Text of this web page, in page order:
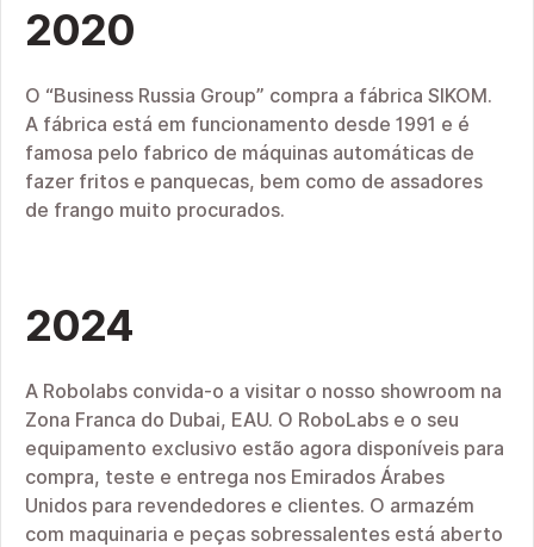
2020
O “Business Russia Group” compra a fábrica SIKOM.
A fábrica está em funcionamento desde 1991 e é
famosa pelo fabrico de máquinas automáticas de
fazer fritos e panquecas, bem como de assadores
de frango muito procurados.
2024
A Robolabs convida-o a visitar o nosso showroom na
Zona Franca do Dubai, EAU. O RoboLabs e o seu
equipamento exclusivo estão agora disponíveis para
compra, teste e entrega nos Emirados Árabes
Unidos para revendedores e clientes. O armazém
com maquinaria e peças sobressalentes está aberto